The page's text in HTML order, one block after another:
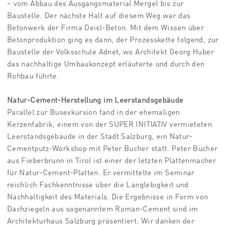
– vom Abbau des Ausgangsmaterial Mergel bis zur
Baustelle. Der nächste Halt auf diesem Weg war das
Betonwerk der Firma Deisl-Beton. Mit dem Wissen über
Betonproduktion ging es dann, der Prozesskette folgend, zur
Baustelle der Volksschule Adnet, wo Architekt Georg Huber
das nachhaltige Umbaukonzept erläuterte und durch den
Rohbau führte.
Natur-Cement-Herstellung im Leerstandsgebäude
Parallel zur Busexkursion fand in der ehemaligen
Kerzenfabrik, einem von der SUPER INITIATIV vermieteten
Leerstandsgebäude in der Stadt Salzburg, ein Natur-
Cementputz-Workshop mit Peter Bucher statt. Peter Bucher
aus Fieberbrunn in Tirol ist einer der letzten Plattenmacher
für Natur-Cement-Platten. Er vermittelte im Seminar
reichlich Fachkenntnisse über die Langlebigkeit und
Nachhaltigkeit des Materials. Die Ergebnisse in Form von
Dachziegeln aus sogenanntem Roman-Cement sind im
Architekturhaus Salzburg präsentiert. Wir danken der